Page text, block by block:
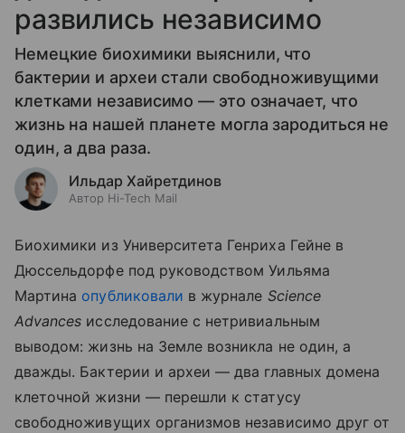
развились независимо
Немецкие биохимики выяснили, что
бактерии и археи стали свободноживущими
клетками независимо — это означает, что
жизнь на нашей планете могла зародиться не
один, а два раза.
Ильдар Хайретдинов
Автор Hi-Tech Mail
Биохимики из Университета Генриха Гейне в
Дюссельдорфе под руководством Уильяма
Мартина опубликовали в журнале Science
Advances исследование с нетривиальным
выводом: жизнь на Земле возникла не один, а
дважды. Бактерии и археи — два главных домена
клеточной жизни — перешли к статусу
свободноживущих организмов независимо друг от